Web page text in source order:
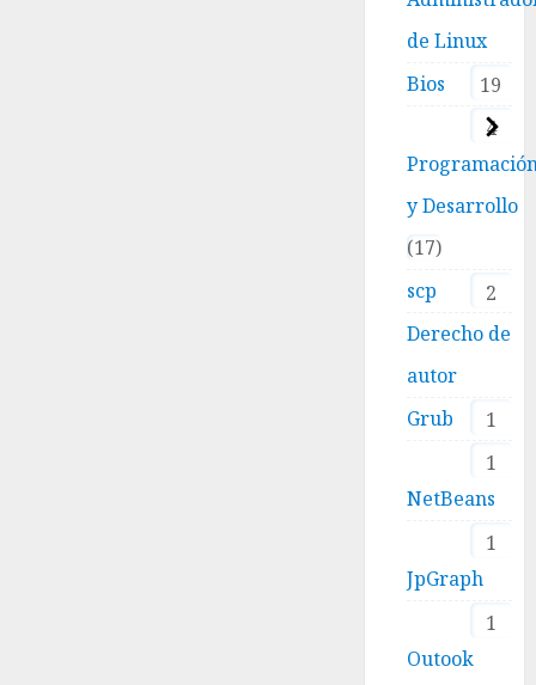
de Linux
19
Bios
4
y Desarrollo
17
scp
2
Derecho de
autor
1
Grub
1
NetBeans
1
JpGraph
1
Outook